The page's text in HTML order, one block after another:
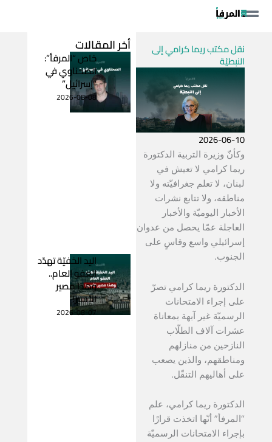
نقل مكتب ريما كرامي إلى
النبطيّة
2026-06-10
وكأنّ وزيرة التربية الدكتورة
ريما كرامي لا تعيش في
لبنان، لا تعلم جغرافيّته ولا
مناطقه، ولا تتابع نشرات
الأخبار اليوميّة والأخبار
العاجلة عمّا يحصل من عدوان
إسرائيلي واسع وقاسٍ على
الجنوب.
الدكتورة ريما كرامي تصرّ
على إجراء الامتحانات
الرسميّة غير آبهة بمعاناة
عشرات آلاف الطلّاب
النازحين من منازلهم
ومناطقهم، والذين يصعب
على أهاليهم التنقّل.
الدكتورة ريما كرامي، علم
“المرفأ” أنّها اتخذت قرارًا
بإجراء الامتحانات الرسميّة
أخر المقالات
خاص “المرفأ”:
الصحناوي في
“إسرائيل”
2026-08-08
اليد الخفيّة تهدّد
العفو العام..
وهذا مصير
الأسير!
2026-08-07